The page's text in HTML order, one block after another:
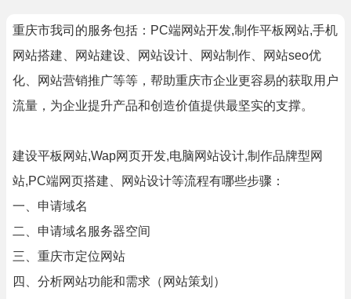
重庆市我司的服务包括：PC端网站开发,制作平板网站,手机
网站搭建、网站建设、网站设计、网站制作、网站seo优
化、网站营销推广等等，帮助重庆市企业更容易的获取用户
流量，为企业提升产品和创造价值提供最坚实的支撑。
建设平板网站,Wap网页开发,电脑网站设计,制作品牌型网
站,PC端网页搭建、网站设计等流程有哪些步骤：
一、申请域名
二、申请域名服务器空间
三、重庆市定位网站
四、分析网站功能和需求（网站策划）